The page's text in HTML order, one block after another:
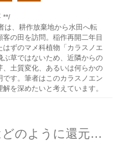
**/
は、耕作放棄地から水田へ転
の田を訪問。稲作再開二年目
ずのマメ科植物「カラスノエ
草ではないため、近隣からの
土質変化、あるいは何らかの
す。筆者はこのカラスノエン
を深めたいと考えています。
土壌中でマンガンはどのように還元されるか？の続き